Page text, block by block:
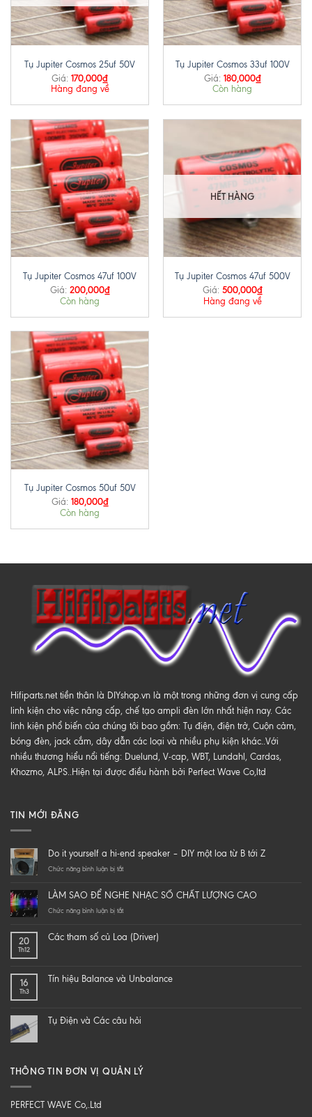
Tụ Jupiter Cosmos 25uf 50V
Giá: 170,000₫
Hàng đang về
Tụ Jupiter Cosmos 33uf 100V
Giá: 180,000₫
Còn hàng
Tụ Jupiter Cosmos 47uf 100V
Giá: 200,000₫
Còn hàng
HẾT HÀNG
Tụ Jupiter Cosmos 47uf 500V
Giá: 500,000₫
Hàng đang về
Tụ Jupiter Cosmos 50uf 50V
Giá: 180,000₫
Còn hàng
Hifiparts.net tiền thân là DIYshop.vn là một trong những đơn vị cung cấp
linh kiện cho việc nâng cấp, chế tạo ampli đèn lớn nhất hiện nay. Các
linh kiện phổ biến của chúng tôi bao gồm: Tụ điện, điện trở, Cuộn cảm,
bóng đèn, jack cắm, dây dẫn các loại và nhiều phụ kiện khác..Với
nhiều thương hiểu nổi tiếng: Duelund, V-cap, WBT, Lundahl, Cardas,
Khozmo, ALPS..Hiện tại được điều hành bởi Perfect Wave Co,ltd
TIN MỚI ĐĂNG
Do it yourself a hi-end speaker – DIY một loa từ B tới Z
Chức năng bình luận bị tắtở
yourself
a
speaker
loa
Z
LÀM SAO ĐỂ NGHE NHẠC SỐ CHẤT LƯỢNG CAO
Chức năng bình luận bị tắtở
ĐỂ
CHẤT
20
Th12
Các tham số củ Loa (Driver)
16
Th3
Tín hiệu Balance và Unbalance
Tụ Điện và Các câu hỏi
THÔNG TIN ĐƠN VỊ QUẢN LÝ
PERFECT WAVE Co,.Ltd